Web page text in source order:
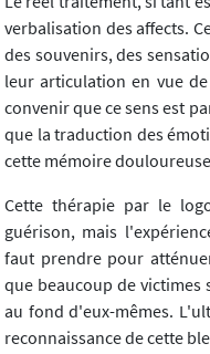
verbalisation des affects.
des souvenirs, des
leur articulation en vue
convenir que ce sens est
que la traduction des
cette mémoire
Cette thérapie par le
guérison, mais
faut prendre pour
que beaucoup de
au fond d'eux-mêmes.
reconnaissance de cette